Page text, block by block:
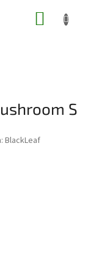
S
BlackLeaf